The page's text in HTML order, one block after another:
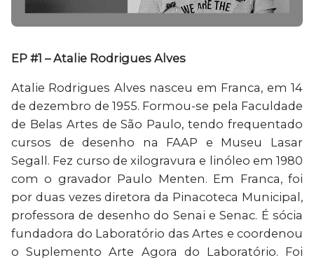
EP #1 – Atalie Rodrigues Alves
Atalie Rodrigues Alves nasceu em Franca, em 14
de dezembro de 1955. Formou-se pela Faculdade
de Belas Artes de São Paulo, tendo frequentado
cursos de desenho na FAAP e Museu Lasar
Segall. Fez curso de xilogravura e linóleo em 1980
com o gravador Paulo Menten. Em Franca, foi
por duas vezes diretora da Pinacoteca Municipal,
professora de desenho do Senai e Senac. É sócia
fundadora do Laboratório das Artes e coordenou
o Suplemento Arte Agora do Laboratório. Foi